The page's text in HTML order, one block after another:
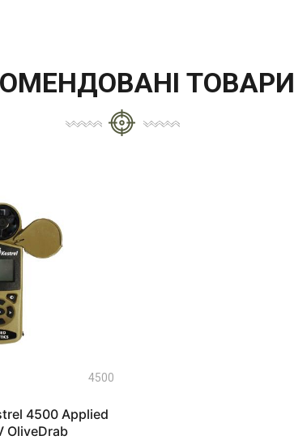
ТОВАРИ
4500
4500 Applied
OliveDrab